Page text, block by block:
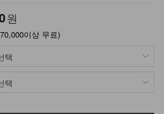
원
이상 무료)